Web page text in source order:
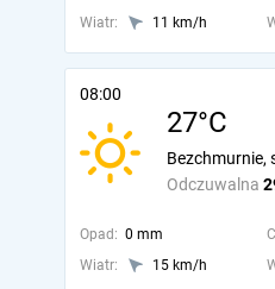
Wiatr: 11 km/h
08:00
27°C
Odczuwalna
Bezchmurnie,
Opad: 0 mm
Wiatr:
15 km/h